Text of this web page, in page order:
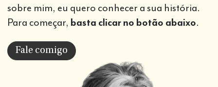
sobre mim, eu quero conhecer a sua história.
Para começar, basta clicar no botão abaixo.
Fale comigo